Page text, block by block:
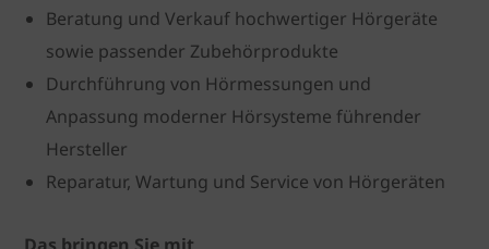
Beratung und Verkauf hochwertiger Hörgeräte
sowie passender Zubehörprodukte
Durchführung von Hörmessungen und
Anpassung moderner Hörsysteme führender
Hersteller
Reparatur, Wartung und Service von Hörgeräten